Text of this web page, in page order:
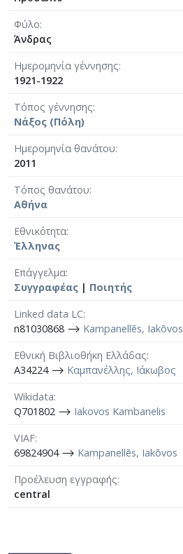
Φύλο
Άνδρας
Ημερομηνία γέννησης
1921-1922
Τόπος γέννησης
Νάξος (Πόλη)
Ημερομηνία θανάτου
2011
Τόπος θανάτου
Αθήνα
Εθνικότητα
Έλληνας
Επάγγελμα
Συγγραφέας | Ποιητής
Linked data LC
n81030868 ⟶ Kampanellēs, Iakōvos
Εθνική Βιβλιοθήκη Ελλάδας
A34224 ⟶ Καμπανέλλης, Ιάκωβος
Wikidata
Q701802 ⟶ Iakovos Kambanelis
VIAF
69824904 ⟶ Kampanellēs, Iakōvos
Προέλευση εγγραφής
central